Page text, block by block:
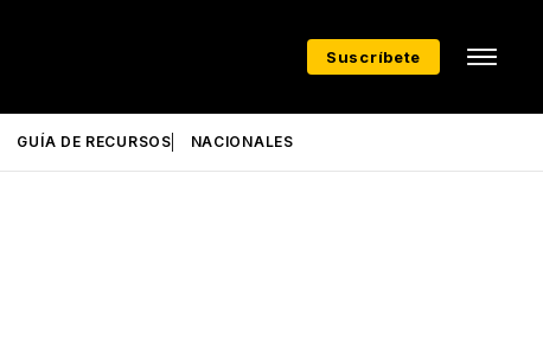
Suscríbete
GUÍA DE RECURSOS NACIONALES